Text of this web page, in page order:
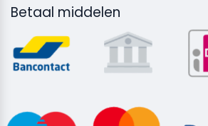
Betaal middelen